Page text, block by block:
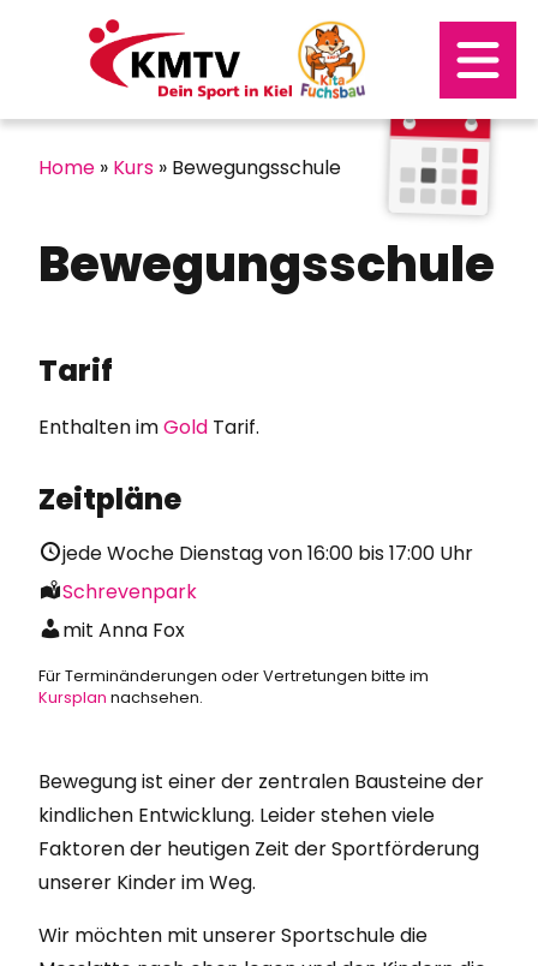
Mitgliederportal
Home » Kurs » Bewegungsschule
Bewegungsschule
Bewegung ist einer der zentralen Bausteine der
kindlichen Entwicklung. Leider stehen viele
Faktoren der heutigen Zeit der Sportförderung
unserer Kinder im Weg.
Wir möchten mit unserer Sportschule die
Tarif
Enthalten imGold Tarif.
Zeitpläne
jede Woche Dienstag von16:00 bis17:00 Uhr
Schrevenpark
mit Anna Fox
Für Terminänderungen oder Vertretungen bitte im
Kursplan nachsehen.